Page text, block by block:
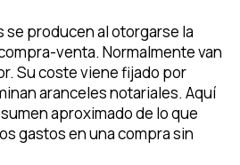
se producen al otorgarse la
venta. Normalmente van
Su coste viene fijado por
aranceles notariales. Aquí
aproximado de lo que
gastos en una compra sin